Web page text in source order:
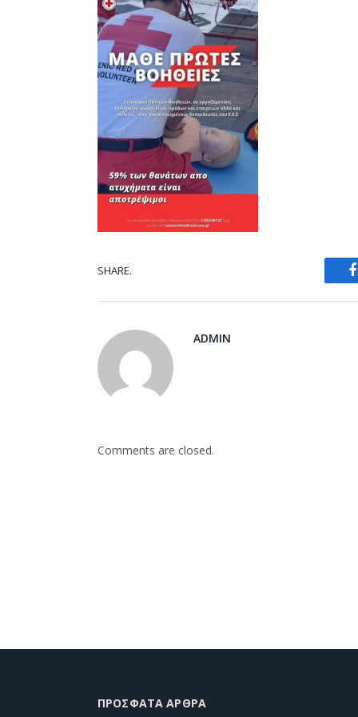
SHARE.
ADMIN
Comments are closed.
ΠΡΌΣΦΑΤΑ ΆΡΘΡΑ